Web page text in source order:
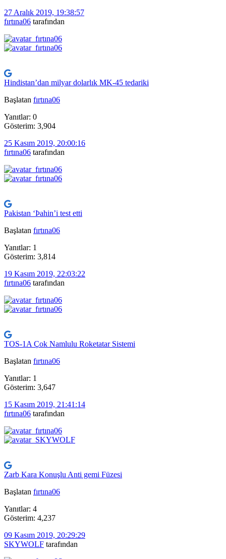
27 Aralık 2019, 19:38:57
fırtına06 tarafından
Hindistan’dan milyar dolarlık MK-45 tedariki
Başlatan fırtına06
Yanıtlar: 0
Gösterim: 3,904
25 Kasım 2019, 20:00:16
fırtına06 tarafından
Pakistan ‘Þahin’i test etti
Başlatan fırtına06
Yanıtlar: 1
Gösterim: 3,814
19 Kasım 2019, 22:03:22
fırtına06 tarafından
TOS-1A Çok Namlulu Roketatar Sistemi
Başlatan fırtına06
Yanıtlar: 1
Gösterim: 3,647
15 Kasım 2019, 21:41:14
fırtına06 tarafından
Zarb Kara Konuşlu Anti gemi Füzesi
Başlatan fırtına06
Yanıtlar: 4
Gösterim: 4,237
09 Kasım 2019, 20:29:29
SKYWOLF tarafından